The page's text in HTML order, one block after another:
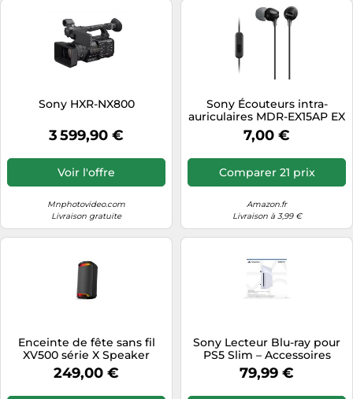
Sony HXR-NX800
3 599,90 €
Voir l'offre
Mnphotovideo.com
Livraison gratuite
Sony Écouteurs intra-
auriculaires MDR-EX15AP EX
Series filaires avec micro
jack 3,5 mm noir
7,00 €
Comparer 21 prix
Amazon.fr
Livraison à 3,99 €
Enceinte de fête sans fil
XV500 série X Speaker
249,00 €
Sony Lecteur Blu-ray pour
PS5 Slim – Accessoires
gaming
79,99 €